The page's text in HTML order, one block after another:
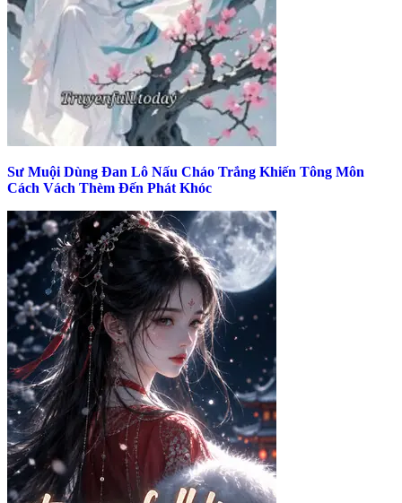
Sư Muội Dùng Đan Lô Nấu Cháo Trắng Khiến Tông Môn
Cách Vách Thèm Đến Phát Khóc